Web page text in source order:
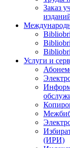
Заказ
Услуги и
(ИРИ)